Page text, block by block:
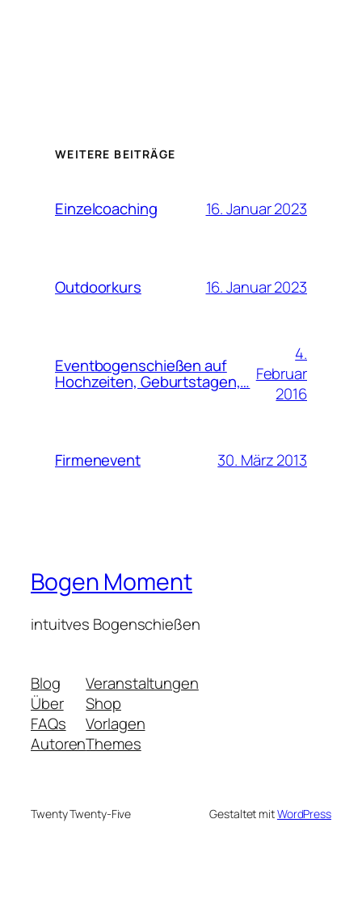
WEITERE BEITRÄGE
Einzelcoaching 16. Januar 2023
Outdoorkurs 16. Januar 2023
Eventbogenschießen auf
Hochzeiten, Geburtstagen,…
4.
Februar
2016
Firmenevent 30. März 2013
Bogen Moment
intuitves Bogenschießen
Blog
Über
FAQs
Autoren
Veranstaltungen
Shop
Vorlagen
Themes
Twenty Twenty-Five Gestaltet mitWordPress